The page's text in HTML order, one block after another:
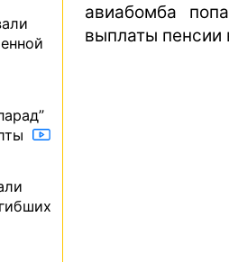
авиабомба
выплаты пенсии